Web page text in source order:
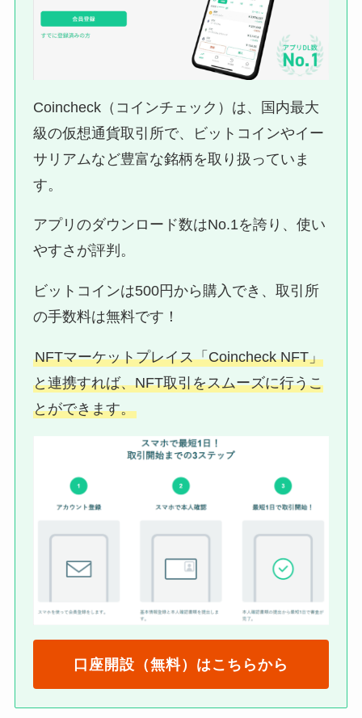
Coincheck（コインチェック）は、国内最大
級の仮想通貨取引所で、ビットコインやイー
サリアムなど豊富な銘柄を取り扱っていま
す。
アプリのダウンロード数はNo.1を誇り、使い
やすさが評判。
ビットコインは500円から購入でき、取引所
の手数料は無料です！
NFTマーケットプレイス「Coincheck NFT」
と連携すれば、NFT取引をスムーズに行うこ
とができます。
口座開設（無料）はこちらから